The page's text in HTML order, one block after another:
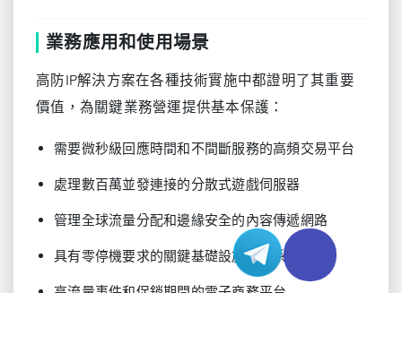
業務應用和使用場景
高防IP解決方案在各種技術實施中都證明了其重要
價值，為關鍵業務營運提供基本保護：
需要微秒級回應時間和不間斷服務的高頻交易平台
處理數百萬並發連接的分散式遊戲伺服器
管理全球流量分配和邊緣安全的內容傳遞網路
具有零停機要求的關鍵基礎設施監控系統
高流量事件和促銷期間的電子商務平台